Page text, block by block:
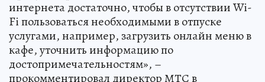
интернета достаточно, чтобы в отсутствии Wi-
Fi пользоваться необходимыми в отпуске
услугами, например, загрузить онлайн меню в
кафе, уточнить информацию по
достопримечательностям», –
прокомментировал директор МТС в